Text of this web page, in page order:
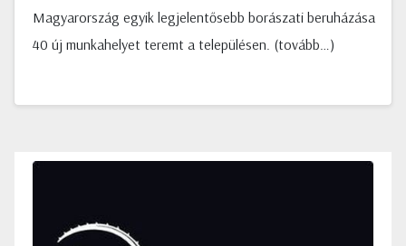
Magyarország egyik legjelentősebb borászati beruházása
40 új munkahelyet teremt a településen. (tovább…)